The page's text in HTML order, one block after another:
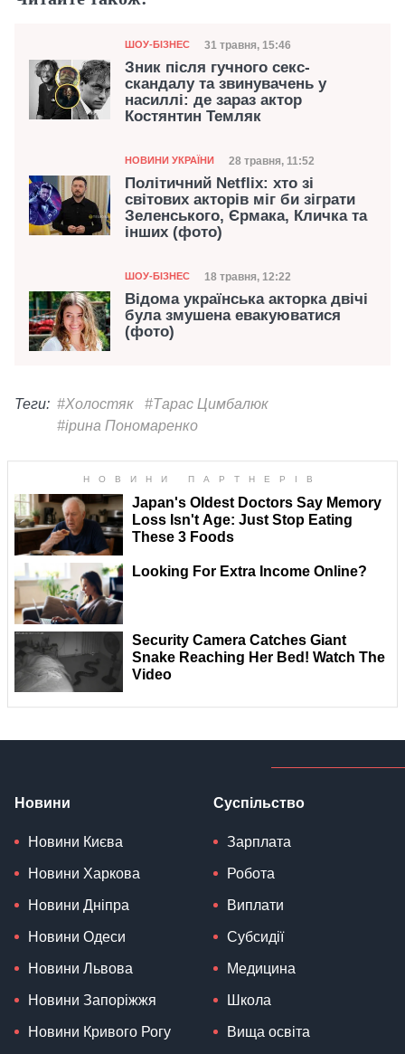
Категорія
ШОУ-БІЗНЕС Дата публікації
31 травня, 15:46
Зник після гучного секс-
скандалу та звинувачень у
насиллі: де зараз актор
Костянтин Темляк
Категорія
НОВИНИ УКРАЇНИ Дата публікації
28 травня, 11:52
Політичний Netflix: хто зі
світових акторів міг би зіграти
Зеленського, Єрмака, Кличка та
інших (фото)
Категорія
ШОУ-БІЗНЕС Дата публікації
18 травня, 12:22
Відома українська акторка двічі
була змушена евакуюватися
(фото)
Теги: #Холостяк
#Тарас Цимбалюк
#ірина Пономаренко
Новини
Новини Києва
Новини Харкова
Новини Дніпра
Новини Одеси
Новини Львова
Новини Запоріжжя
Новини Кривого Рогу
Суспільство
Зарплата
Робота
Виплати
Субсидії
Медицина
Школа
Вища освіта